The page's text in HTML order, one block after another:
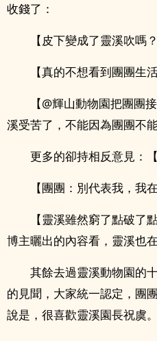
收錢了：
【皮下變成了靈溪吹嗎
【真的不想看到團團生
【@輝山動物園把團團
溪受苦了，不能因為團團不
更多的卻持相反意見：
【團團：別代表我，我
【靈溪雖然窮了點破了
博主曬出的內容看，靈溪也
其餘去過靈溪動物園的
的見聞，大家統一認定，團
說是，很喜歡靈溪園長祝虞。